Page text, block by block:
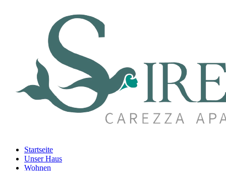
Startseite
Unser Haus
Wohnen